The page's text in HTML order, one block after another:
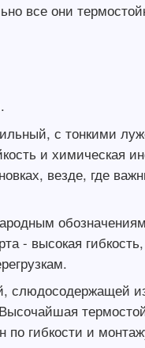
все они
с тонкими
и химическая
везде, где
- высокая
слюдосодержащей
по гибкости и